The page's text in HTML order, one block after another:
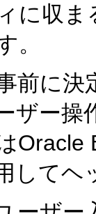
に収
。
前に
ザー
してヘ